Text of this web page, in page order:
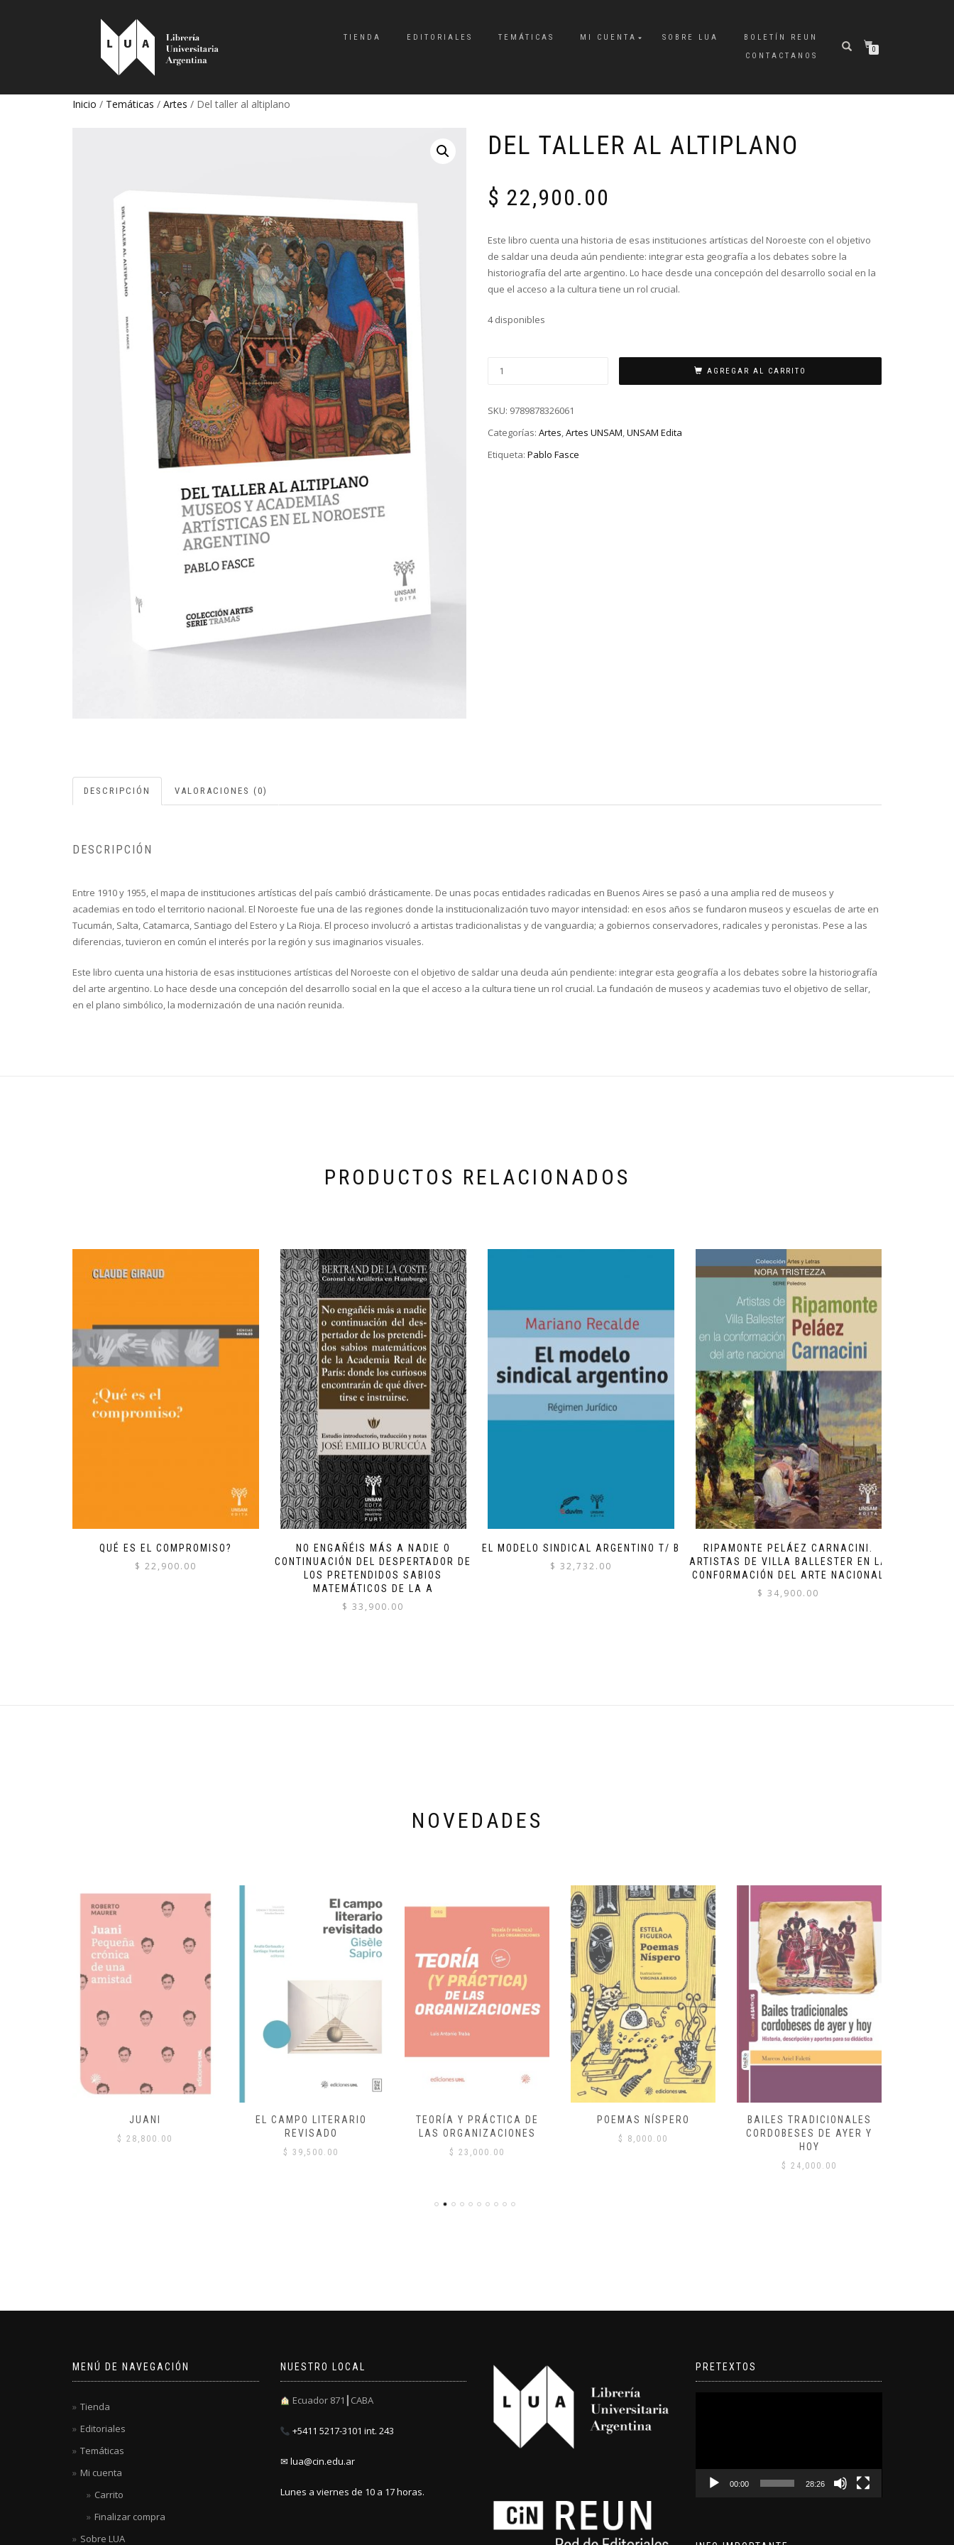
TIENDA EDITORIALES TEMÁTICAS MI CUENTA SOBRE LUA
BOLETÍN REUN
CONTACTANOS
0
Inicio / Temáticas / Artes / Del taller al altiplano
DEL TALLER AL ALTIPLANO
$ 22,900.00
Este libro cuenta una historia de esas instituciones artísticas del Noroeste con el objetivo
de saldar una deuda aún pendiente: integrar esta geografía a los debates sobre la
historiografía del arte argentino. Lo hace desde una concepción del desarrollo social en la
que el acceso a la cultura tiene un rol crucial.
4 disponibles
AGREGAR AL CARRITO
SKU: 9789878326061
Categorías: Artes,Artes UNSAM,UNSAM Edita
Etiqueta: Pablo Fasce
DESCRIPCIÓN VALORACIONES (0)
DESCRIPCIÓN
Entre 1910 y 1955, el mapa de instituciones artísticas del país cambió drásticamente. De unas pocas entidades radicadas en Buenos Aires se pasó a una amplia red de museos y
academias en todo el territorio nacional. El Noroeste fue una de las regiones donde la institucionalización tuvo mayor intensidad: en esos años se fundaron museos y escuelas de arte en
Tucumán, Salta, Catamarca, Santiago del Estero y La Rioja. El proceso involucró a artistas tradicionalistas y de vanguardia; a gobiernos conservadores, radicales y peronistas. Pese a las
diferencias, tuvieron en común el interés por la región y sus imaginarios visuales.
Este libro cuenta una historia de esas instituciones artísticas del Noroeste con el objetivo de saldar una deuda aún pendiente: integrar esta geografía a los debates sobre la historiografía
del arte argentino. Lo hace desde una concepción del desarrollo social en la que el acceso a la cultura tiene un rol crucial. La fundación de museos y academias tuvo el objetivo de sellar,
en el plano simbólico, la modernización de una nación reunida.
PRODUCTOS RELACIONADOS
QUÉ ES EL COMPROMISO?
$ 22,900.00
NO ENGAÑÉIS MÁS A NADIE O
CONTINUACIÓN DEL DESPERTADOR DE
LOS PRETENDIDOS SABIOS
MATEMÁTICOS DE LA A
$ 33,900.00
EL MODELO SINDICAL ARGENTINO T/ B
$ 32,732.00
RIPAMONTE PELÁEZ CARNACINI.
ARTISTAS DE VILLA BALLESTER EN LA
CONFORMACIÓN DEL ARTE NACIONAL
$ 34,900.00
NOVEDADES
JUANI
$ 28,800.00
EL CAMPO LITERARIO
REVISADO
$ 39,500.00
TEORÍA Y PRÁCTICA DE
LAS ORGANIZACIONES
$ 23,000.00
POEMAS NÍSPERO
$ 8,000.00
BAILES TRADICIONALES
CORDOBESES DE AYER Y
HOY
$ 24,000.00
MENÚ DE NAVEGACIÓN
Tienda
Editoriales
Temáticas
Mi cuenta
Carrito
Finalizar compra
Sobre LUA
NUESTRO LOCAL
Ecuador 871┃CABA
+5411 5217-3101 int. 243
✉ lua@cin.edu.ar
Lunes a viernes de 10 a 17 horas.
PRETEXTOS
00:00 28:26